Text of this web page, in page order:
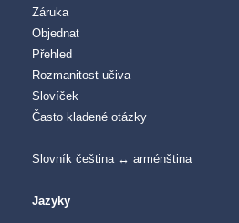
Záruka
Objednat
Přehled
Rozmanitost učiva
Slovíček
Často kladené otázky
Slovník čeština ↔ arménština
Jazyky